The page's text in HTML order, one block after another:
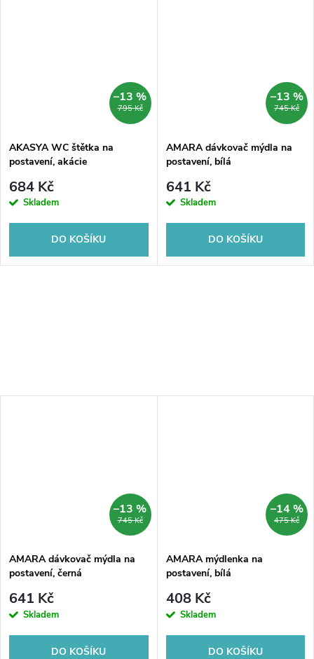
795 Kč
–13 %
AKASYA WC štětka na
postavení, akácie
684 Kč
Skladem
DO KOŠÍKU
745 Kč
–13 %
AMARA dávkovač mýdla na
postavení, bílá
641 Kč
Skladem
DO KOŠÍKU
745 Kč
–13 %
AMARA dávkovač mýdla na
postavení, černá
641 Kč
Skladem
DO KOŠÍKU
475 Kč
–14 %
AMARA mýdlenka na
postavení, bílá
408 Kč
Skladem
DO KOŠÍKU